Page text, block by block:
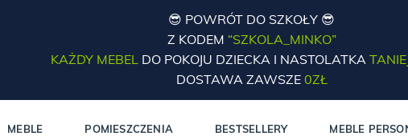
😎 POWRÓT DO SZKOŁY 😎
Z KODEM “SZKOLA_MINKO”
KAŻDY MEBELDO POKOJU DZIECKA I NASTOLATKA
DOSTAWA ZAWSZE 0ZŁ
MEBLE POMIESZCZENIA BESTSELLERY MEBLE